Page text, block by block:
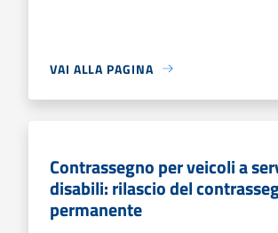
VAI ALLA PAGINA
Contrassegno per veicoli a
disabili: rilascio del
permanente